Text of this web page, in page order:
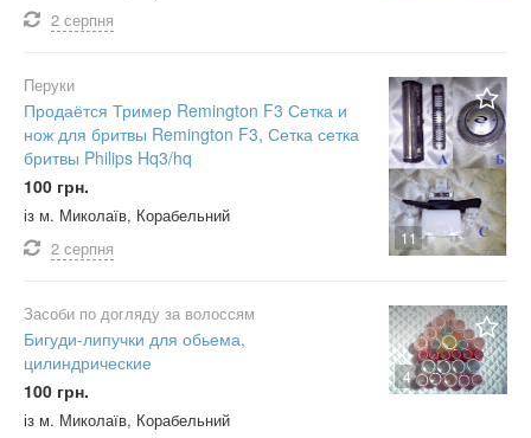
2 серпня
11
Перуки
Продаётся Тример Remington F3 Сетка и
нож для бритвы Remington F3, Сетка сетка
бритвы Philips Hq3/hq
100 грн.
із м. Миколаїв, Корабельний
2 серпня
4
Засоби по догляду за волоссям
Бигуди-липучки для обьема,
цилиндрические
100 грн.
із м. Миколаїв, Корабельний